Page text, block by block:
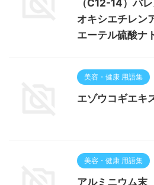
（C12-14）パ
オキシエチレン
エーテル硫酸ナ
美容・健康 用語集
エゾウコギエキ
美容・健康 用語集
アルミニウム末